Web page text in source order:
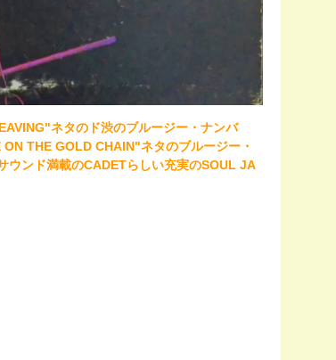
ネタのド渋のブルージー・ナンバ
THE GOLD CHAIN"ネタのブルージー・
ウンド満載のCADETらしい充実のSOUL JA